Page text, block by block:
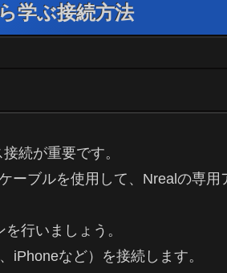
学ぶ接続方法
続が重要です。
ーブルを使用して、Nrealの専用
行いましょう。
iPhoneなど）を接続します。